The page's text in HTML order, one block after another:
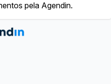
pela Agendin.